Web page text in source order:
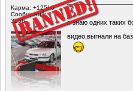
Карма: +125/-0
Сообщений:
3256
я знаю одних таких
видео,выгнали на